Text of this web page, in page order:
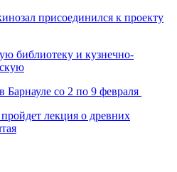
присоединился к проекту
библиотеку и кузнечно-
Барнауле со 2 по 9 февраля
лекция о древних